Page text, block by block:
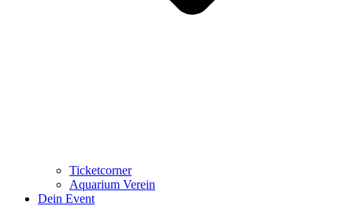
Ticketcorner
Aquarium Verein
Dein Event